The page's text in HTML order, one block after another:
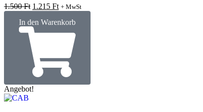
1.500Ft 1.215 Ft + MwSt
In den Warenkorb
Angebot!